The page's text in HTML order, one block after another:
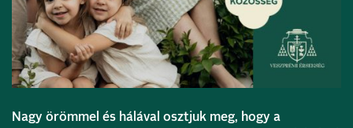
Nagy örömmel és hálával osztjuk meg, hogy a